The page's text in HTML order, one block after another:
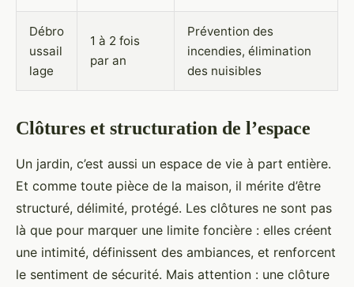
Débro
ussail
lage
1 à 2 fois
par an
Prévention des
incendies, élimination
des nuisibles
Clôtures et structuration de l’espace
Un jardin, c’est aussi un espace de vie à part entière.
Et comme toute pièce de la maison, il mérite d’être
structuré, délimité, protégé. Les clôtures ne sont pas
là que pour marquer une limite foncière : elles créent
une intimité, définissent des ambiances, et renforcent
le sentiment de sécurité. Mais attention : une clôture